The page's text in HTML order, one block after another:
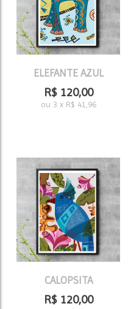
ELEFANTE AZUL
R$ 120,00
ou 3 x R$ 41,96
CALOPSITA
R$ 120,00